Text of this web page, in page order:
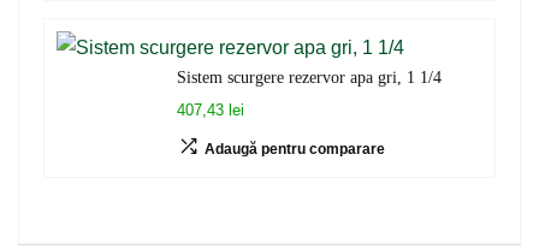
Sistem scurgere rezervor apa gri, 1 1/4
407,43 lei
Adaugă pentru comparare